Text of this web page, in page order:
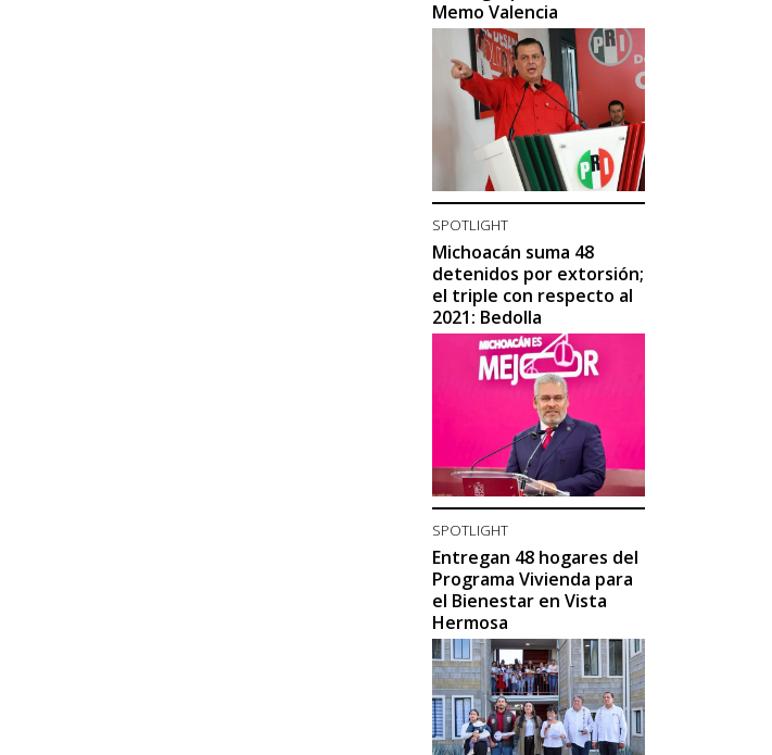
Memo Valencia
SPOTLIGHT
Michoacán suma 48
detenidos por extorsión;
el triple con respecto al
2021: Bedolla
SPOTLIGHT
Entregan 48 hogares del
Programa Vivienda para
el Bienestar en Vista
Hermosa